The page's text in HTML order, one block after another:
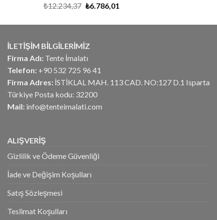
5 üzerinden
₺12.234,37 Orijinal
₺12.234,37.
₺6.786,01
fiyat:
İLETİŞİM BİLGİLERİMİZ
Firma Adı: Tente İmalatı
Telefon: +90 532 725 96 41
Firma Adres: İSTİKLAL MAH. 113 CAD. NO:127 D.1 Isparta
Türkiye Posta kodu: 32200
Mail: info@tenteimalati.com
ALIŞVERİŞ
Gizlilik ve Ödeme Güvenliği
İade ve Değişim Koşulları
Satış Sözleşmesi
Teslimat Koşulları